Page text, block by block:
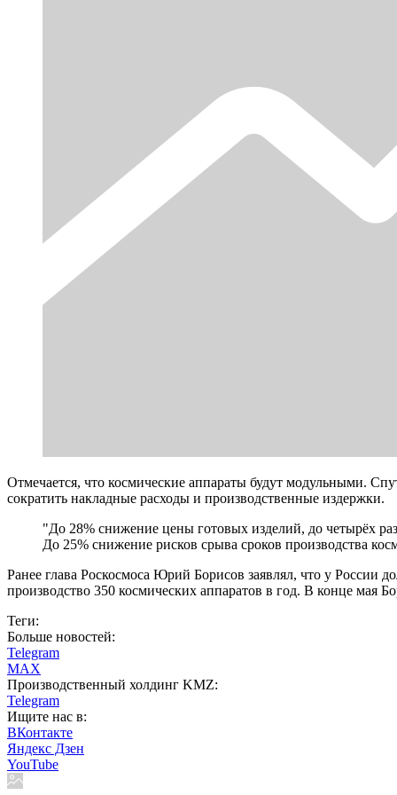
Отмечается, что космические аппараты будут модульными.
сократить накладные расходы и производственные издержки.
"До 28% снижение цены готовых изделий, до четырёх
До 25% снижение рисков срыва сроков производства
Ранее глава Роскосмоса Юрий Борисов заявлял, что у России
производство 350 космических аппаратов в год. В конце мая
Теги:
Больше новостей:
Telegram
MAX
Производственный холдинг KMZ:
Telegram
Ищите нас в:
ВКонтакте
Яндекс Дзен
YouTube